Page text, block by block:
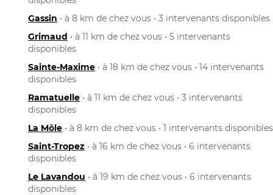
Gassin • à 8 km de chez vous • 3 intervenants disponibles
Grimaud • à 11 km de chez vous • 5 intervenants
disponibles
Sainte-Maxime • à 18 km de chez vous • 14 intervenants
disponibles
Ramatuelle • à 11 km de chez vous • 3 intervenants
disponibles
La Môle • à 8 km de chez vous • 1 intervenants disponibles
Saint-Tropez • à 16 km de chez vous • 6 intervenants
disponibles
Le Lavandou • à 19 km de chez vous • 6 intervenants
disponibles